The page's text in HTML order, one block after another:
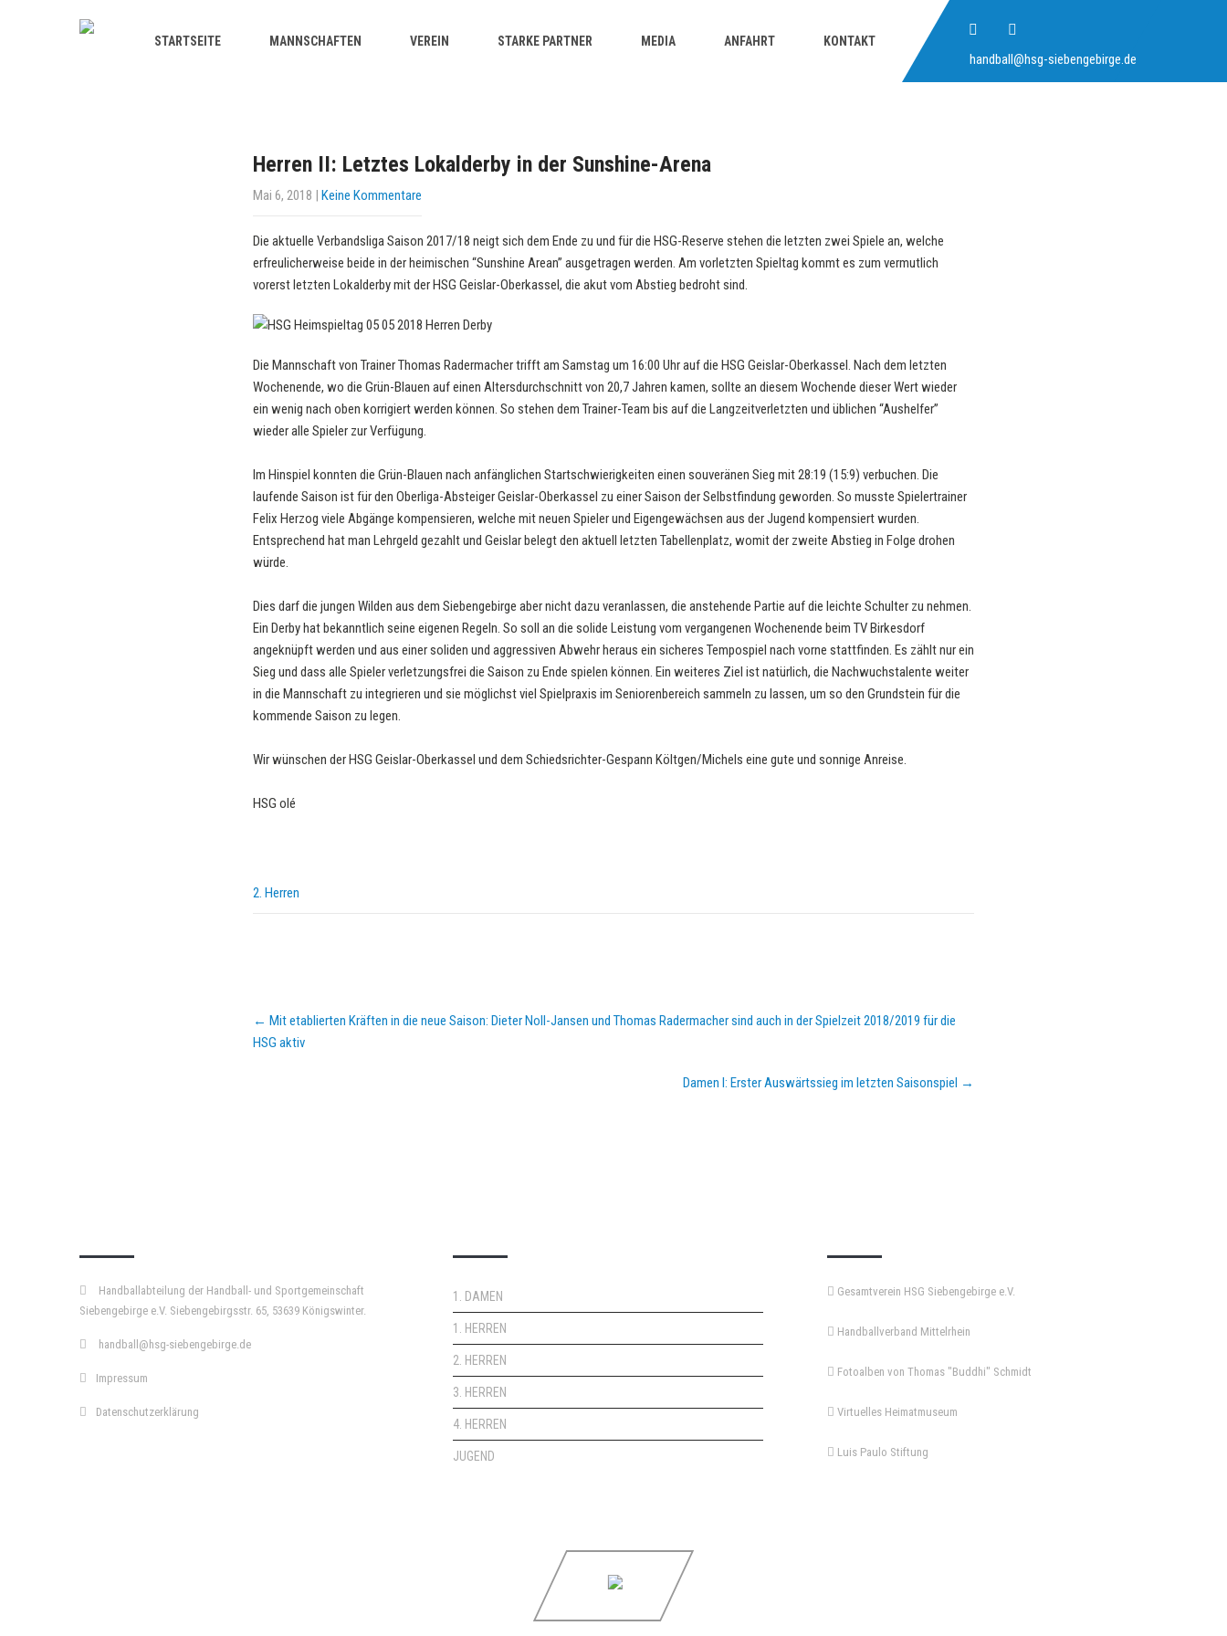
handball@hsg-siebengebirge.de
STARTSEITE MANNSCHAFTEN VEREIN STARKE PARTNER MEDIA ANFAHRT KONTAKT
Herren II: Letztes Lokalderby in der Sunshine-Arena
Mai 6, 2018 | Keine Kommentare
Die aktuelle Verbandsliga Saison 2017/18 neigt sich dem Ende zu und für die HSG-Reserve stehen die letzten zwei Spiele an, welche
erfreulicherweise beide in der heimischen “Sunshine Arean” ausgetragen werden. Am vorletzten Spieltag kommt es zum vermutlich
vorerst letzten Lokalderby mit der HSG Geislar-Oberkassel, die akut vom Abstieg bedroht sind.
Die Mannschaft von Trainer Thomas Radermacher trifft am Samstag um 16:00 Uhr auf die HSG Geislar-Oberkassel. Nach dem letzten
Wochenende, wo die Grün-Blauen auf einen Altersdurchschnitt von 20,7 Jahren kamen, sollte an diesem Wochende dieser Wert wieder
ein wenig nach oben korrigiert werden können. So stehen dem Trainer-Team bis auf die Langzeitverletzten und üblichen “Aushelfer”
wieder alle Spieler zur Verfügung.
Im Hinspiel konnten die Grün-Blauen nach anfänglichen Startschwierigkeiten einen souveränen Sieg mit 28:19 (15:9) verbuchen. Die
laufende Saison ist für den Oberliga-Absteiger Geislar-Oberkassel zu einer Saison der Selbstfindung geworden. So musste Spielertrainer
Felix Herzog viele Abgänge kompensieren, welche mit neuen Spieler und Eigengewächsen aus der Jugend kompensiert wurden.
Entsprechend hat man Lehrgeld gezahlt und Geislar belegt den aktuell letzten Tabellenplatz, womit der zweite Abstieg in Folge drohen
würde.
Dies darf die jungen Wilden aus dem Siebengebirge aber nicht dazu veranlassen, die anstehende Partie auf die leichte Schulter zu nehmen.
Ein Derby hat bekanntlich seine eigenen Regeln. So soll an die solide Leistung vom vergangenen Wochenende beim TV Birkesdorf
angeknüpft werden und aus einer soliden und aggressiven Abwehr heraus ein sicheres Tempospiel nach vorne stattfinden. Es zählt nur ein
Sieg und dass alle Spieler verletzungsfrei die Saison zu Ende spielen können. Ein weiteres Ziel ist natürlich, die Nachwuchstalente weiter
in die Mannschaft zu integrieren und sie möglichst viel Spielpraxis im Seniorenbereich sammeln zu lassen, um so den Grundstein für die
kommende Saison zu legen.
Wir wünschen der HSG Geislar-Oberkassel und dem Schiedsrichter-Gespann Költgen/Michels eine gute und sonnige Anreise.
HSG olé
2. Herren
Post
navigation
← Mit etablierten Kräften in die neue Saison: Dieter Noll-Jansen und Thomas Radermacher sind auch in der Spielzeit 2018/2019 für die
HSG aktiv
Damen I: Erster Auswärtssieg im letzten Saisonspiel →
Handballabteilung der Handball- und Sportgemeinschaft
Siebengebirge e.V. Siebengebirgsstr. 65, 53639 Königswinter.
handball@hsg-siebengebirge.de
Impressum
Datenschutzerklärung
1. DAMEN
1. HERREN
2. HERREN
3. HERREN
4. HERREN
JUGEND
Gesamtverein HSG Siebengebirge e.V.
Handballverband Mittelrhein
Fotoalben von Thomas "Buddhi" Schmidt
Virtuelles Heimatmuseum
Luis Paulo Stiftung